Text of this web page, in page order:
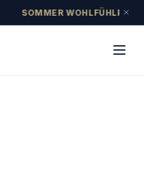
SOMMER